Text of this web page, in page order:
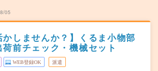
05
かしませんか？】くるま小物部
前チェック・機械セット
WEB登録OK 派遣